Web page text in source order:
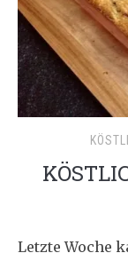
Letzte Woche